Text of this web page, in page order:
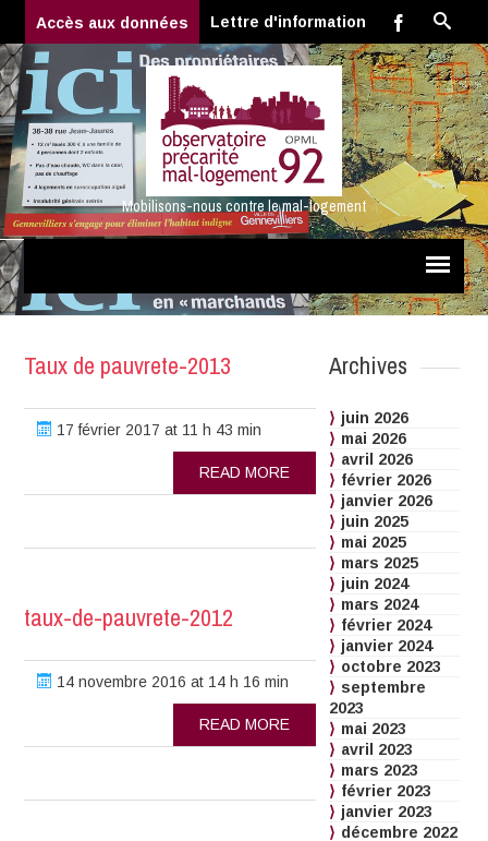
Accès aux données Lettre d'information
Mobilisons-nous contre le mal-logement
Taux de pauvrete-2013
17 février 2017 at 11 h 43 min
READ MORE
taux-de-pauvrete-2012
14 novembre 2016 at 14 h 16 min
READ MORE
Archives
juin 2026
mai 2026
avril 2026
février 2026
janvier 2026
juin 2025
mai 2025
mars 2025
juin 2024
mars 2024
février 2024
janvier 2024
octobre 2023
septembre
2023
mai 2023
avril 2023
mars 2023
février 2023
janvier 2023
décembre 2022